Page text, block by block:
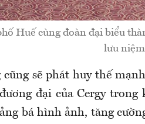
Huế cùng đoàn đại biểu
lưu niệm
sẽ phát huy thế
đại của Cergy trong
bá hình ảnh, tăng